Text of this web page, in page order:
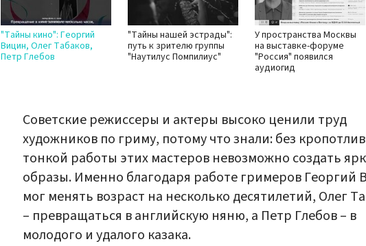
"Тайны кино": Георгий
Вицин, Олег Табаков,
Петр Глебов
"Тайны нашей эстрады":
путь к зрителю группы
"Наутилус Помпилиус"
У пространства Москвы
на выставке-форуме
"Россия" появился
аудиогид
Советские режиссеры и актеры высоко ценили труд
художников по гриму, потому что знали: без
тонкой работы этих мастеров невозможно создать
образы. Именно благодаря работе гримеров Георгий
мог менять возраст на несколько десятилетий, Олег
– превращаться в английскую няню, а Петр Глебов – в
молодого и удалого казака.